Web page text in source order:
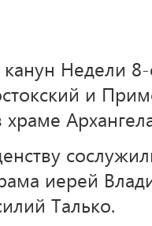
канун Недели
и
иерей
Талько.